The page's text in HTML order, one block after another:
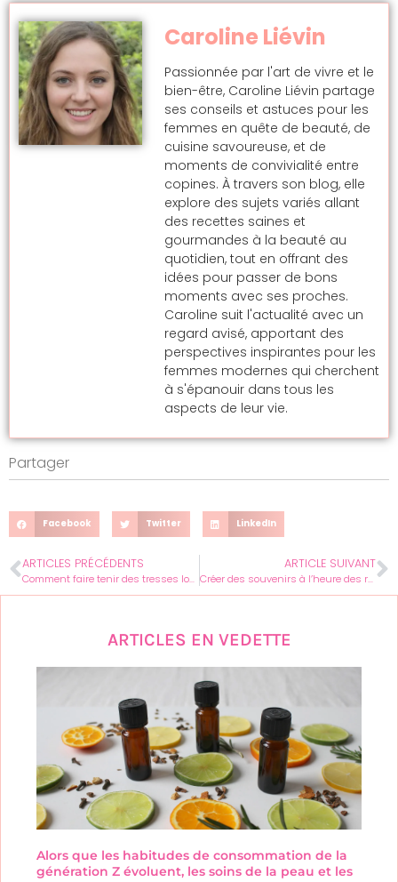
Caroline Liévin
Passionnée par l'art de vivre et le
bien-être, Caroline Liévin partage
ses conseils et astuces pour les
femmes en quête de beauté, de
cuisine savoureuse, et de
moments de convivialité entre
copines. À travers son blog, elle
explore des sujets variés allant
des recettes saines et
gourmandes à la beauté au
quotidien, tout en offrant des
idées pour passer de bons
moments avec ses proches.
Caroline suit l'actualité avec un
regard avisé, apportant des
perspectives inspirantes pour les
femmes modernes qui cherchent
à s'épanouir dans tous les
aspects de leur vie.
Partager
Facebook Twitter LinkedIn
ARTICLES PRÉCÉDENTS
Comment faire tenir des tresses longtemps ?
ARTICLE SUIVANT
Créer des souvenirs à l’heure des repas : De l’épicerie à la planification des repas
ARTICLES EN VEDETTE
Alors que les habitudes de consommation de la
génération Z évoluent, les soins de la peau et les